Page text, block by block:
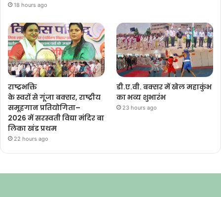
18 hours ago
राष्ट्रभक्ति
के स्वरों से गूंजा बक्सर, राष्ट्रीय
समूहगान प्रतियोगिता–
2026 में सरस्वती विद्या मंदिर बा
लिका खंड प्रथम
22 hours ago
डी.ए.वी. बक्सर में खेल महाकुंभ
का भव्य शुभारंभ
23 hours ago